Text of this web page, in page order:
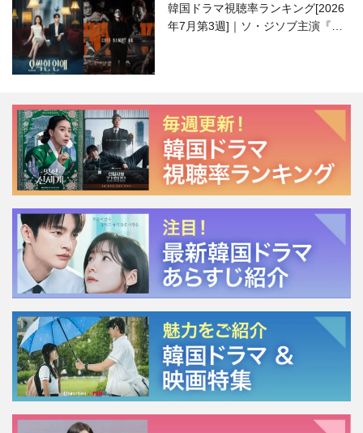
韓国ドラマ視聴率ランキング[2026
年7月第3週]｜ソ・ジソブ主演『エ